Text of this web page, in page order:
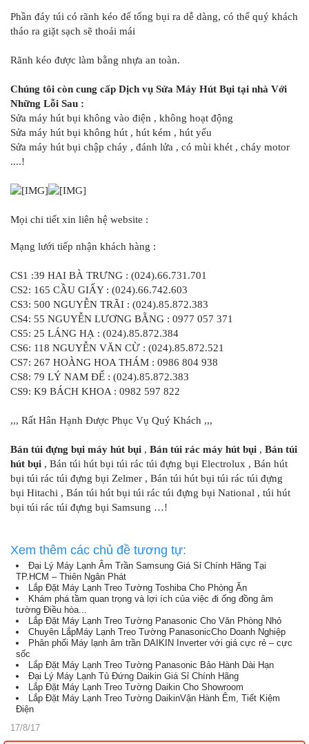
Phần đáy túi có rãnh kéo để tống bụi ra dễ dàng, có thể quý khách
tháo ra giặt sạch sẽ thoải mái
Rãnh kéo được làm bằng nhựa an toàn.
Chúng tôi còn cung cấp Dịch vụ Sửa Máy Hút Bụi tại nhà Với
Những Lỗi Sau :
Sửa máy hút bụi không vào điện , không hoạt động
Sửa máy hút bụi không hút , hút kém , hút yếu
Sửa máy hút bụi chập cháy , đánh lửa , có mùi khét , cháy motor
....!
Mọi chi tiết xin liên hệ website :
Mạng lưới tiếp nhận khách hàng :
CS1 :39 HAI BÀ TRƯNG : (024).66.731.701
CS2: 165 CẦU GIẤY : (024).66.742.603
CS3: 500 NGUYỄN TRÃI : (024).85.872.383
CS4: 55 NGUYỄN LƯƠNG BẰNG : 0977 057 371
CS5: 25 LÁNG HẠ : (024).85.872.384
CS6: 118 NGUYỄN VĂN CỪ : (024).85.872.521
CS7: 267 HOÀNG HOA THÁM : 0986 804 938
CS8: 79 LÝ NAM ĐẾ : (024).85.872.383
CS9: K9 BÁCH KHOA : 0982 597 822
,,, Rất Hân Hạnh Được Phục Vụ Quý Khách ,,,
Bán túi đựng bụi máy hút bụi , Bán túi rác máy hút bụi , Bán túi
hút bụi , Bán túi hút bụi túi rác túi đựng bụi Electrolux , Bán hút
bụi túi rác túi đựng bụi Zelmer , Bán túi hút bụi túi rác túi đựng
bụi Hitachi , Bán túi hút bụi túi rác túi đựng bụi National , túi hút
bụi túi rác túi đựng bụi Samsung …!
Xem thêm các chủ đề tương tự:
Đại Lý Máy Lạnh Âm Trần Samsung Giá Sỉ Chính Hãng Tại
TP.HCM – Thiên Ngân Phát
Lắp Đặt Máy Lạnh Treo Tường Toshiba Cho Phòng Ăn
Khám phá tầm quan trọng và lợi ích của việc đi ống đồng âm
tường Điều hòa...
Lắp Đặt Máy Lạnh Treo Tường Panasonic Cho Văn Phòng Nhỏ
Chuyên LắpMáy Lạnh Treo Tường PanasonicCho Doanh Nghiệp
Phân phối Máy lạnh âm trần DAIKIN Inverter với giá cực rẻ – cực
sốc
Lắp Đặt Máy Lạnh Treo Tường Panasonic Bảo Hành Dài Hạn
Đại Lý Máy Lạnh Tủ Đứng Daikin Giá Sỉ Chính Hãng
Lắp Đặt Máy Lạnh Treo Tường Daikin Cho Showroom
Lắp Đặt Máy Lạnh Treo Tường DaikinVận Hành Êm, Tiết Kiệm
Điện
17/8/17